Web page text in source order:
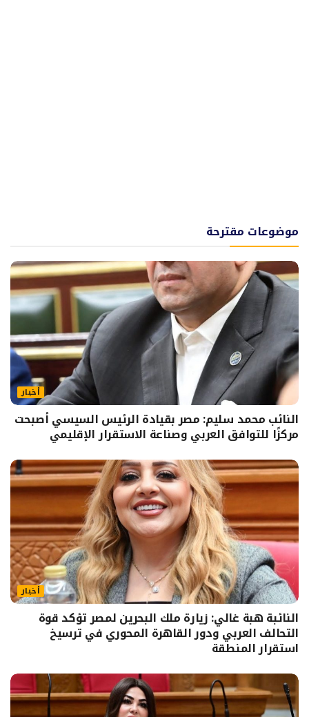
موضوعات مقترحة
أخبار
النائب محمد سليم: مصر بقيادة الرئيس السيسي أصبحت
مركزًا للتوافق العربي وصناعة الاستقرار الإقليمي
أخبار
النائبة هبة غالي: زيارة ملك البحرين لمصر تؤكد قوة
التحالف العربي ودور القاهرة المحوري في ترسيخ
استقرار المنطقة